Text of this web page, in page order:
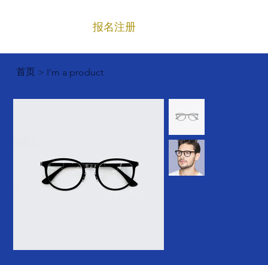
报名注册
首页 > I'm a product